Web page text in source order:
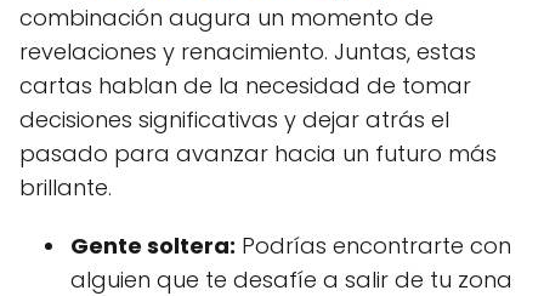
combinación augura un momento de
revelaciones y renacimiento. Juntas, estas
cartas hablan de la necesidad de tomar
decisiones significativas y dejar atrás el
pasado para avanzar hacia un futuro más
brillante.
Gente soltera: Podrías encontrarte con
alguien que te desafíe a salir de tu zona